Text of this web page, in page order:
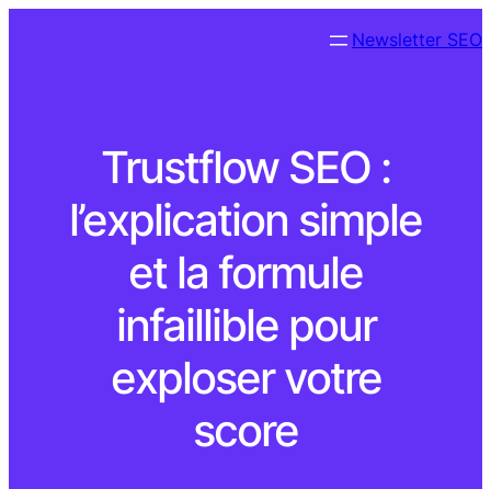
Newsletter SEO
Trustflow SEO :
l’explication simple
et la formule
infaillible pour
exploser votre
score